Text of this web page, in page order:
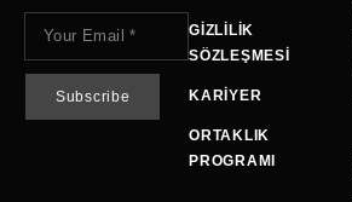
GIZLILIK
SÖZLEŞMESI
KARIYER
ORTAKLIK
PROGRAMI